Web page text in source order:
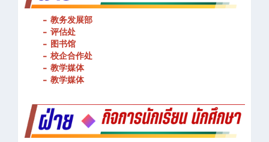
- 教务发展部
- 评估处
- 图书馆
- 校企合作处
- 教学媒体
- 教学媒体